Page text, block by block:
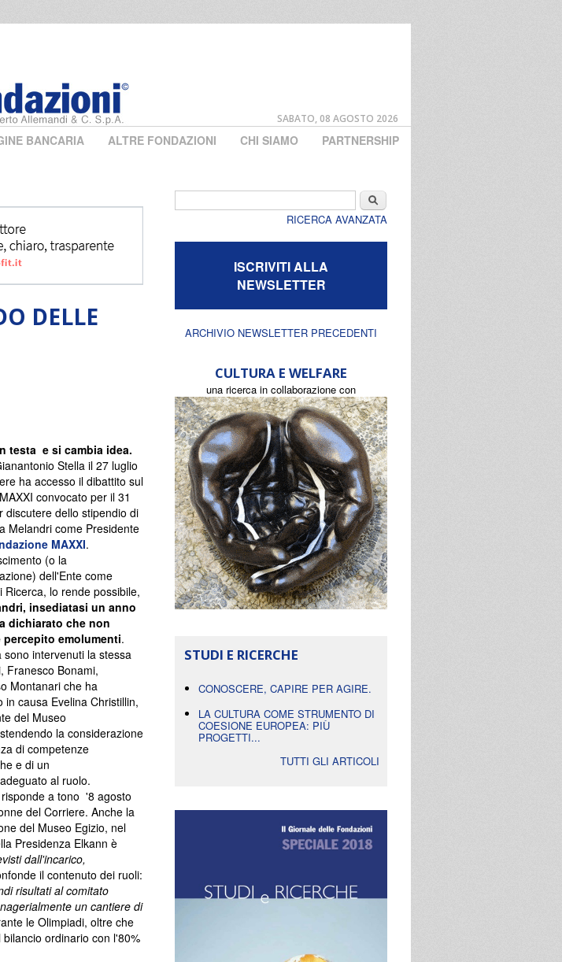
SABATO, 08 AGOSTO 2026
BANCARIA ALTRE FONDAZIONI CHI SIAMO PARTNERSHIP
DELLE
testa e si cambia idea.
Stella il 27 luglio
ha accesso il dibattito sul
convocato per il 31
discutere dello stipendio di
Melandri come Presidente
MAXXI.
(o la
dell'Ente come
Ricerca, lo rende possibile,
insediatasi un anno
dichiarato che non
percepito emolumenti.
sono intervenuti la stessa
Franesco Bonami,
Montanari che ha
in causa Evelina Christillin,
del Museo
la considerazione
di competenze
e di un
al ruolo.
a tono '8 agosto
del Corriere. Anche la
del Museo Egizio, nel
Presidenza Elkann è
dall'incarico,
il contenuto dei ruoli:
risultati al comitato
un cantiere di
le Olimpiadi, oltre che
ordinario con l'80%
Cerca
RICERCA AVANZATA
ISCRIVITI ALLA
NEWSLETTER
ARCHIVIO NEWSLETTER PRECEDENTI
CULTURA E WELFARE
una ricerca in collaborazione con
STUDI E RICERCHE
CONOSCERE, CAPIRE PER AGIRE.
LA CULTURA COME STRUMENTO DI
COESIONE EUROPEA: PIÙ
PROGETTI...
TUTTI GLI ARTICOLI